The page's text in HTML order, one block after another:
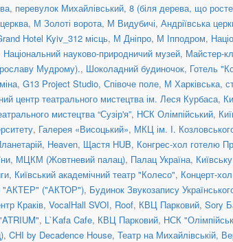
, перевулок Михайлівський, 8 (біля дерева, що
, М Золоті ворота, М Видубичі, Андріївська
Hotel Kyiv_312 місць, М Дніпро, М Іпподром,
Національний науково-природничий музей, Майстер-
Мудрому)., Шоколадний будиночок, Готель
, G13 Project Studio, Співоче поле, М Харківська,
центр театрального мистецтва ім. Леся Курбаса,
мистецтва “Сузір'я”, НСК Олімпійський,
, Галерея «Висоцький», МКЦ ім. І.
, Heaven, Щастя HUB, Конгрес-хол готелю
, МЦКМ (Жовтневий палац), Палац Україна,
, Київський академічний театр "Колесо", Концерт-
"АКТЕР" ("АКТОР"), Будинок Звукозапису
Краків, VocalHall SVOI, Roof, КВЦ Парковий, Sory
, L`Kafa Cafe, КВЦ Парковий, НСК
, CHI by Decadence House, Театр на Михайлівській,